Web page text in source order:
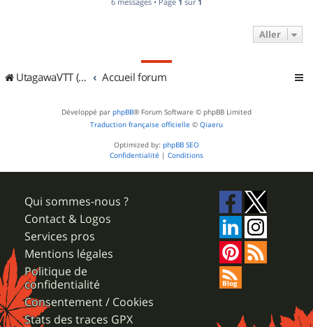
Aller
UtagawaVTT (Randos VTT et VTTAE avec traces GPS) Accueil forum
Développé par phpBB® Forum Software © phpBB Limited
Traduction française officielle © Qiaeru
Optimized by: phpBB SEO
Confidentialité | Conditions
Qui sommes-nous ?
Contact & Logos
Services pros
Mentions légales
Politique de
confidentialité
Consentement / Cookies
Stats des traces GPX